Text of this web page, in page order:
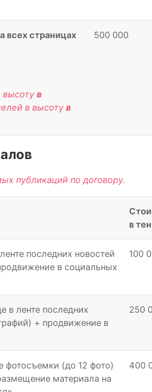
всех страницах
высоту в
в высоту в
500 000
публикаций по договору.
в
последних новостей
в социальных
100
в ленте последних
+ продвижение в
250
фотосъемки (до 12 фото)
материала на
400